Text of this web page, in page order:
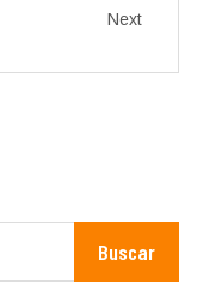
Next
Buscar